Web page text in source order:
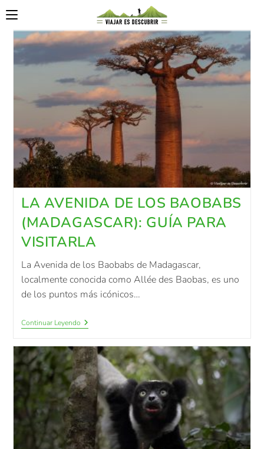
LA AVENIDA DE LOS BAOBABS
(MADAGASCAR): GUÍA PARA
VISITARLA
La Avenida de los Baobabs de Madagascar,
localmente conocida como Allée des Baobas, es uno
de los puntos más icónicos…
Continuar Leyendo